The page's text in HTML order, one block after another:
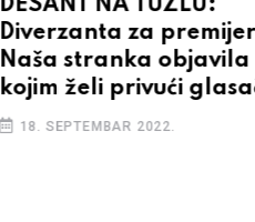
DESANT NA TUZLU:
Diverzanta za
Naša stranka objavila
kojim želi privući
18. SEPTEMBAR 2022.